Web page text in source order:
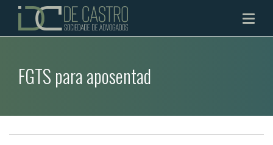
FGTS para aposentad